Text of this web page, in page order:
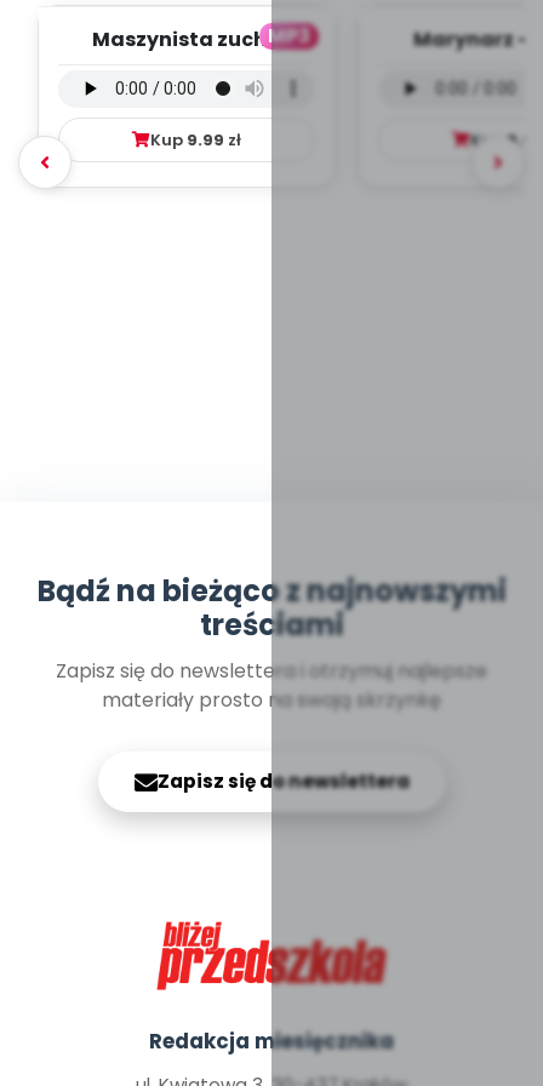
MP3
Maszynista zuch -
mp3)
Kup 9.99 zł
Marynarz -
Kup 9.99
Bądź na bieżąco z najnowszymi
treściami
Zapisz się do newslettera i otrzymuj najlepsze
materiały prosto na swoją skrzynkę
Zapisz się do newslettera
Redakcja miesięcznika